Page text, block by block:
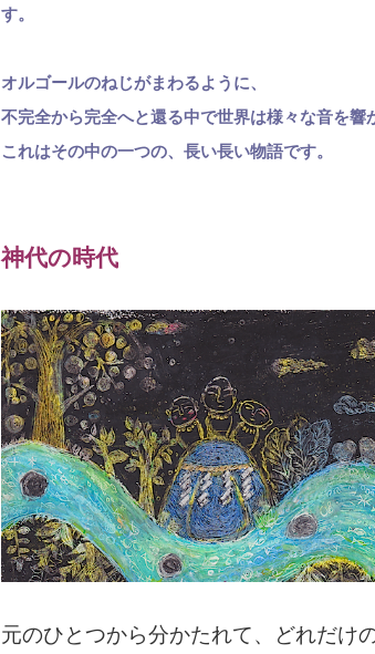
す。
オルゴールのねじがまわるように、
不完全から完全へと還る中で世界は様々な音を響
これはその中の一つの、長い長い物語です。
神代の時代
元のひとつから分かたれて、どれだけ